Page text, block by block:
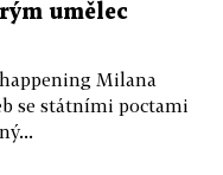
umělec
Milana
se státními poctami